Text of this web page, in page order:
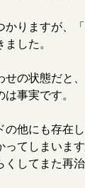
りますが、
した。
の状態だと
事実です。
他にも存在
てしまいま
してまた再